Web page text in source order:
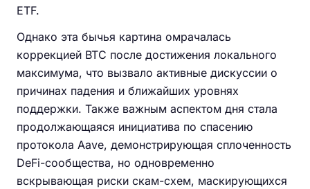
ETF.
Однако эта бычья картина омрачалась
коррекцией BTC после достижения локального
максимума, что вызвало активные дискуссии о
причинах падения и ближайших уровнях
поддержки. Также важным аспектом дня стала
продолжающаяся инициатива по спасению
протокола Aave, демонстрирующая сплоченность
DeFi-сообщества, но одновременно
вскрывающая риски скам-схем, маскирующихся